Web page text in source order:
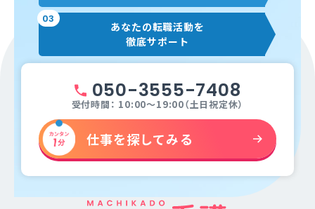
03
あなたの転職活動を
徹底サポート
050-3555-7408
受付時間： 10:00～19:00（土日祝定休）
仕事を探してみる